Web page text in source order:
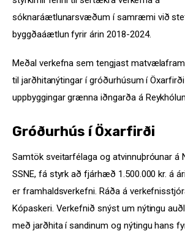
sóknaráætlunarsvæðum í samræmi við
byggðaáætlun fyrir árin 2018-2024.
Meðal verkefna sem tengjast
til jarðhitanýtingar í gróðurhúsum í
uppbyggingar grænna iðngarða á
Gróðurhús í Öxarfirði
Samtök sveitarfélaga og atvinnuþróunar á
SSNE, fá styrk að fjárhæð 1.500.000 kr. á
er framhaldsverkefni. Ráða á
Kópaskeri. Verkefnið snýst um nýtingu
með jarðhita í sandinum og nýtingu hans